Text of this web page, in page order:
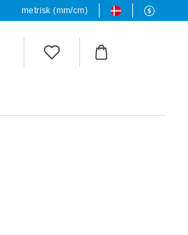
metrisk (mm/cm)